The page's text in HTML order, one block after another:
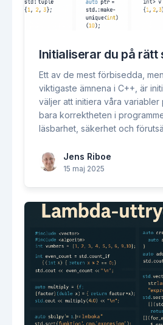
Initialiserar du på rätt
Ett av de mest förbisedda,
viktigaste ämnena i C++, är
väljer att initiera våra variabler
bara korrektheten i
läsbarhet, säkerhet och
Jens Riboe
15 maj 2025